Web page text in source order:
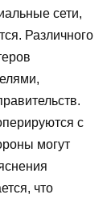
сети,
Различного
с
могут
что